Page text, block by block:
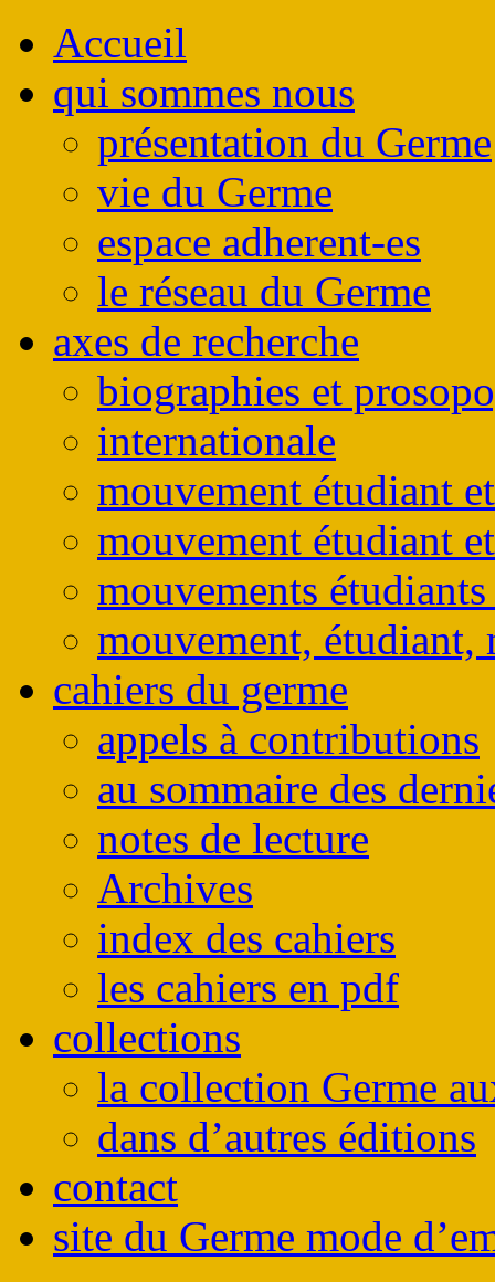
Accueil
qui sommes nous
présentation du Germe
vie du Germe
espace adherent-es
le réseau du Germe
axes de recherche
biographies et
internationale
mouvement étudiant
mouvement étudiant
mouvements
mouvement, étudiant,
cahiers du germe
appels à contributions
au sommaire des
notes de lecture
Archives
index des cahiers
les cahiers en pdf
collections
la collection Germe
dans d’autres éditions
contact
site du Germe mode